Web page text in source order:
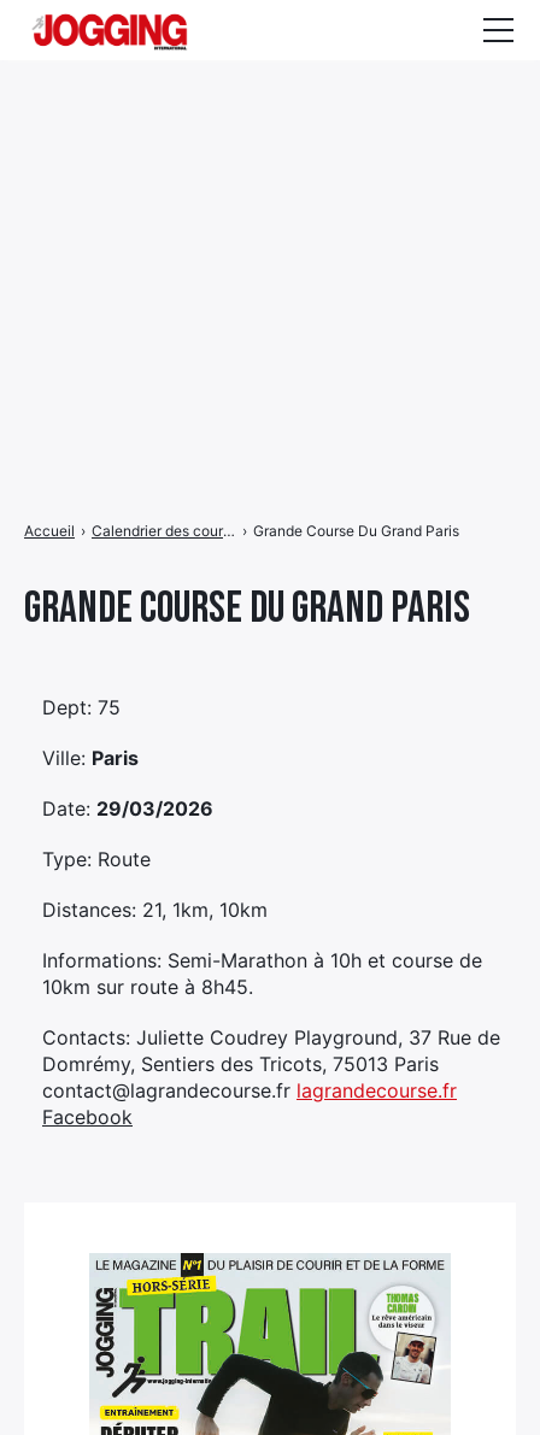
Grande Course Du Grand Paris
Accueil › Calendrier des courses › Grande Course Du Grand Paris
Dept: 75
Ville: Paris
Date: 29/03/2026
Type: Route
Distances: 21, 1km, 10km
Informations: Semi-Marathon à 10h et course de
10km sur route à 8h45.
Contacts: Juliette Coudrey Playground, 37 Rue de
Domrémy, Sentiers des Tricots, 75013 Paris
contact@lagrandecourse.fr lagrandecourse.fr
Facebook
de
Élément
Élément